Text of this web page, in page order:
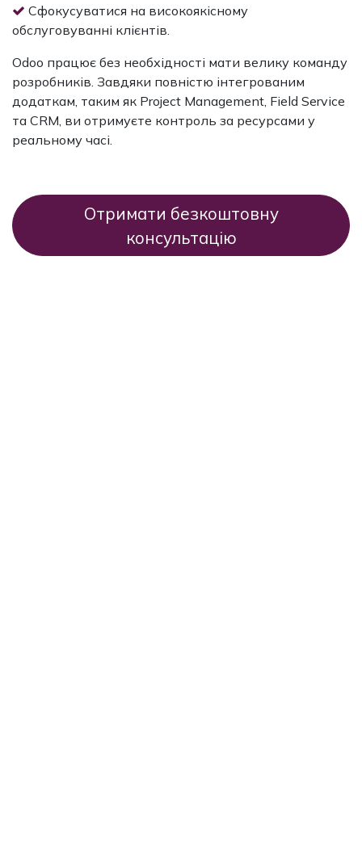
Сфокусуватися на високоякісному
обслуговуванні клієнтів.
Odoo працює без необхідності мати велику команду
розробників. Завдяки повністю інтегрованим
додаткам, таким як Project Management, Field Service
та CRM, ви отримуєте контроль за ресурсами у
реальному часі.
Отримати безкоштовну
консультацію